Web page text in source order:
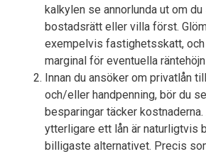
kalkylen se annorlunda ut om
bostadsrätt eller villa först.
exempelvis fastighetsskatt, och
marginal för eventuella
Innan du ansöker om privatlån
och/eller handpenning, bör du
besparingar täcker
ytterligare ett lån är naturligtvis
billigaste alternativet. Precis